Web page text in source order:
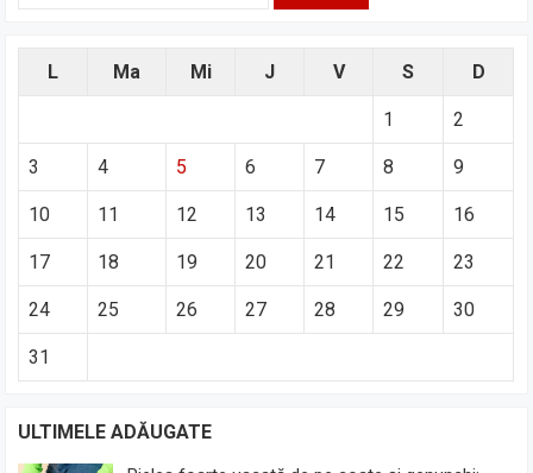
L Ma Mi J V S D
1 2
3 4 5 6 7 8 9
10 11 12 13 14 15 16
17 18 19 20 21 22 23
24 25 26 27 28 29 30
31
ULTIMELE ADĂUGATE